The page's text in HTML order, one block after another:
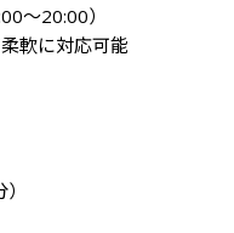
〜20:00）
軟に対応可能